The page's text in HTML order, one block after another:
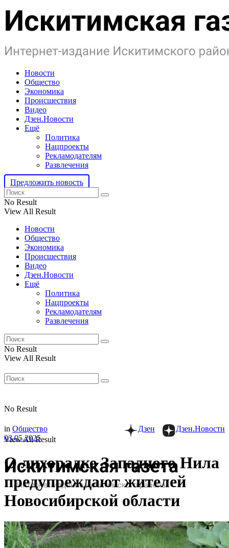
Новости
Общество
Экономика
Происшествия
Видео
Дзен.Новости
Ещё
Политика
Нацпроекты
Рекламодателям
Развлечения
Предложить новость
No Result
View All Result
Новости
Общество
Экономика
Происшествия
Видео
Дзен.Новости
Ещё
Политика
Нацпроекты
Рекламодателям
Развлечения
No Result
View All Result
No Result
View All Result
Дзен.Новости
Дзен
in Общество
03.05.2025
О лихорадке Западного Нила
предупреждают жителей
Новосибирской области